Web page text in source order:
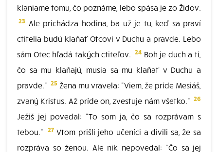
klaniame tomu, čo poznáme, lebo spása je zo Židov.
23 Ale prichádza hodina, ba už je tu, keď sa praví
ctitelia budú klaňať Otcovi v Duchu a pravde. Lebo
sám Otec hľadá takých ctiteľov. 24 Boh je duch a tí,
čo sa mu klaňajú, musia sa mu klaňať v Duchu a
pravde." 25 Žena mu vravela: "Viem, že príde Mesiáš,
zvaný Kristus. Až príde on, zvestuje nám všetko." 26
Ježiš jej povedal: "To som ja, čo sa rozprávam s
tebou." 27Vtom prišli jeho učeníci a divili sa, že sa
rozpráva so ženou. Ale nik nepovedal: "Čo sa jej